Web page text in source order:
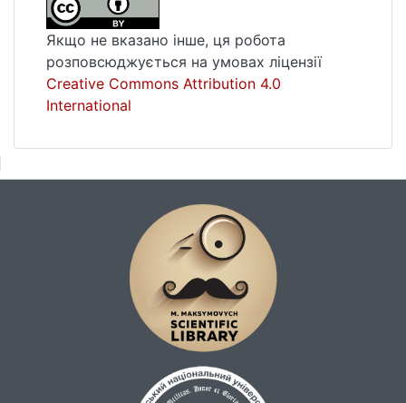
Якщо не вказано інше, ця робота
розповсюджується на умовах ліцензії
Creative Commons Attribution 4.0
International